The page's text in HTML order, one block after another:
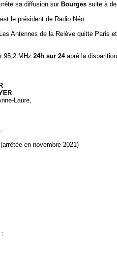
sa diffusion sur Bourges suite à
est le président de Radio Néo
Antennes de la Relève quitte Paris
95,2 MHz 24h sur 24 aprè la
Laure,
en novembre 2021)
: